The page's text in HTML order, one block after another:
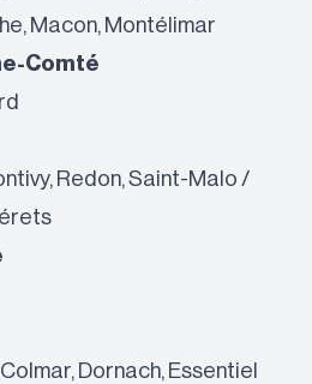
Macon, Montélimar
Comté
Redon, Saint-Malo /
Dornach, Essentiel